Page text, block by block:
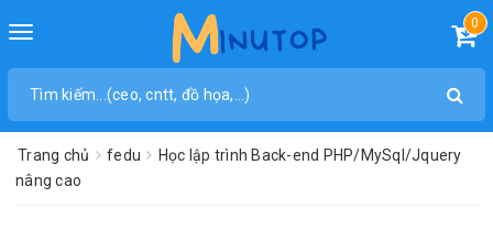
Toggle
0
Trang chủ fedu
Học lập trình Back-end PHP/MySql/Jquery
nâng cao